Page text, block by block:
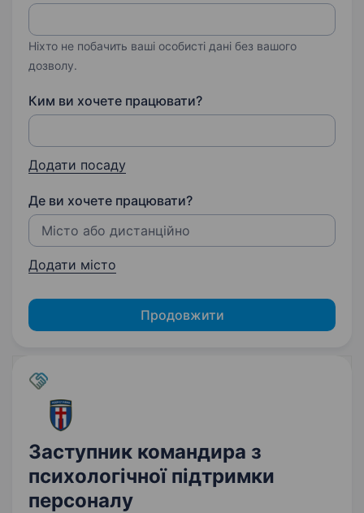
Ніхто не побачить ваші особисті дані без вашого
дозволу.
Ким ви хочете працювати?
Додати посаду
Де ви хочете працювати?
Додати місто
Продовжити
Заступник командира з
психологічної підтримки
персоналу